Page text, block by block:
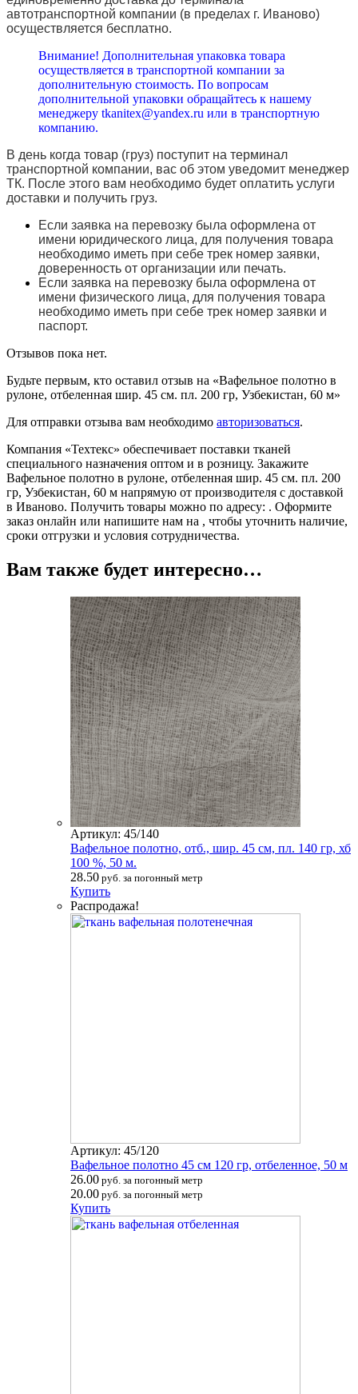
автотранспортной компании (в пределах г. Иваново)
осуществляется бесплатно.
Внимание! Дополнительная упаковка товара
осуществляется в транспортной компании за
дополнительную стоимость. По вопросам
дополнительной упаковки обращайтесь к нашему
менеджеру tkanitex@yandex.ru или в транспортную
компанию.
В день когда товар (груз) поступит на терминал
транспортной компании, вас об этом уведомит менеджер
ТК. После этого вам необходимо будет оплатить услуги
доставки и получить груз.
Если заявка на перевозку была оформлена от
имени юридического лица, для получения товара
необходимо иметь при себе трек номер заявки,
доверенность от организации или печать.
Если заявка на перевозку была оформлена от
имени физического лица, для получения товара
необходимо иметь при себе трек номер заявки и
паспорт.
Отзывов пока нет.
Будьте первым, кто оставил отзыв на «Вафельное полотно в
рулоне, отбеленная шир. 45 см. пл. 200 гр, Узбекистан, 60 м»
Для отправки отзыва вам необходимо авторизоваться.
Компания «Техтекс» обеспечивает поставки тканей
специального назначения оптом и в розницу. Закажите
Вафельное полотно в рулоне, отбеленная шир. 45 см. пл. 200
гр, Узбекистан, 60 м напрямую от производителя с доставкой
в Иваново. Получить товары можно по адресу: . Оформите
заказ онлайн или напишите нам на , чтобы уточнить наличие,
сроки отгрузки и условия сотрудничества.
Вам также будет интересно…
Артикул: 45/140
Вафельное полотно, отб., шир. 45 см, пл. 140 гр, хб
100 %, 50 м.
28.50 руб. за погонный метр
Купить
Распродажа!
Артикул: 45/120
Вафельное полотно 45 см 120 гр, отбеленное, 50 м
26.00 руб. за погонный метр
20.00 руб. за погонный метр
Купить